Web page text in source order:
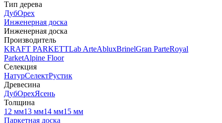
Тип дерева
ДубОрех
Инженерная доска
Инженерная доска
Производитель
KRAFT PARKETTLab ArteAbluxBrinelGran ParteRoyal
ParketAlpine Floor
Селекция
НатурСелектРустик
Древесина
ДубОрехЯсень
Толщина
12 мм13 мм14 мм15 мм
Паркетная доска